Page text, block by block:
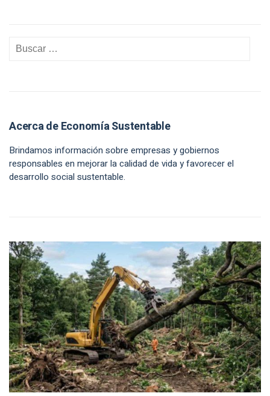
Acerca de Economía Sustentable
Brindamos información sobre empresas y gobiernos
responsables en mejorar la calidad de vida y favorecer el
desarrollo social sustentable.